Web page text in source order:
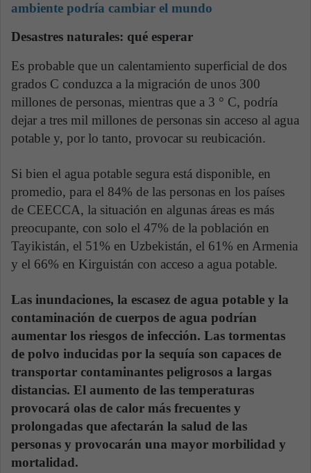
ambiente podría cambiar el mundo
Desastres naturales: qué esperar
Es probable que un calentamiento superficial de dos
grados C conduzca a la migración de unos 300
millones de personas, mientras que a 3 ° C, podría
dejar a tres mil millones de personas sin acceso al agua
potable y, por lo tanto, provocar su reubicación.
Si bien el agua potable segura está disponible, en
promedio, para el 84% de las personas en los países
de CEECCA, la situación en algunas áreas es más
preocupante, con solo el 47% de la población en
Tayikistán, el 51% en Uzbekistán, el 61% en Armenia
y el 66% en Kirguistán con acceso a agua potable.
Las inundaciones, la escasez de agua potable y la
contaminación de cuerpos de agua podrían
aumentar los riesgos de infección. Las tormentas
de polvo inducidas por la sequía son capaces de
transportar contaminantes peligrosos a largas
distancias. El aumento de las temperaturas
provocará olas de calor más frecuentes y
prolongadas que afectarán la salud de las
personas y provocarán una mayor morbilidad y
mortalidad.